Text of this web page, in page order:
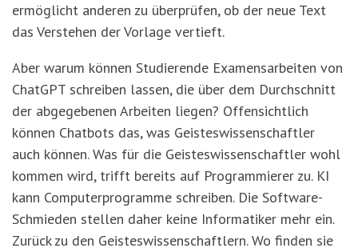
ermöglicht anderen zu überprüfen, ob der neue Text
das Verstehen der Vorlage vertieft.
Aber warum können Studierende Examensarbeiten von
ChatGPT schreiben lassen, die über dem Durchschnitt
der abgegebenen Arbeiten liegen? Offensichtlich
können Chatbots das, was Geisteswissenschaftler
auch können. Was für die Geisteswissenschaftler wohl
kommen wird, trifft bereits auf Programmierer zu. KI
kann Computerprogramme schreiben. Die Software-
Schmieden stellen daher keine Informatiker mehr ein.
Zurück zu den Geisteswissenschaftlern. Wo finden sie